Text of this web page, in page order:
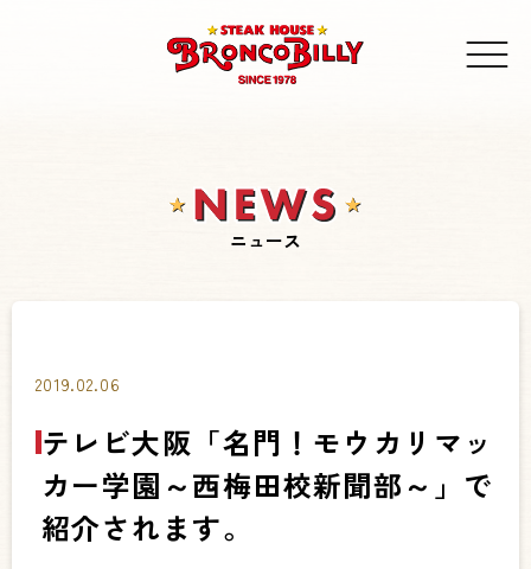
ニュース
2019.02.06
テレビ大阪「名門！モウカリマッ
カー学園～西梅田校新聞部～」で
紹介されます。